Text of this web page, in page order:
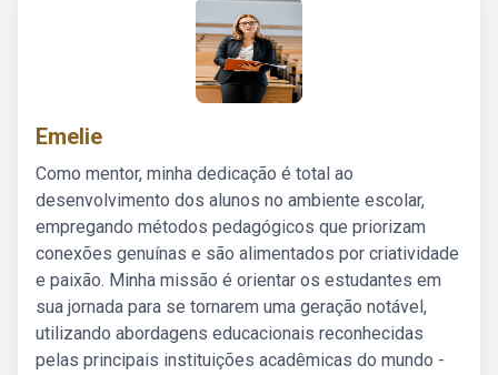
Emelie
Como mentor, minha dedicação é total ao
desenvolvimento dos alunos no ambiente escolar,
empregando métodos pedagógicos que priorizam
conexões genuínas e são alimentados por criatividade
e paixão. Minha missão é orientar os estudantes em
sua jornada para se tornarem uma geração notável,
utilizando abordagens educacionais reconhecidas
pelas principais instituições acadêmicas do mundo -